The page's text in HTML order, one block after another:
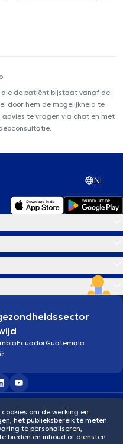
de patiënt bijstaat vanaf de
door hem de mogelijkheid te
te vragen via chat en met
NL
EcuadorGuatemala
om de werking en
het publieksbereik te meten
te personaliseren,
bieden en inhoud of diensten